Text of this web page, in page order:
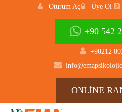
Oturum Aç Üye Ol
+90 542
+90212
ONLİNE